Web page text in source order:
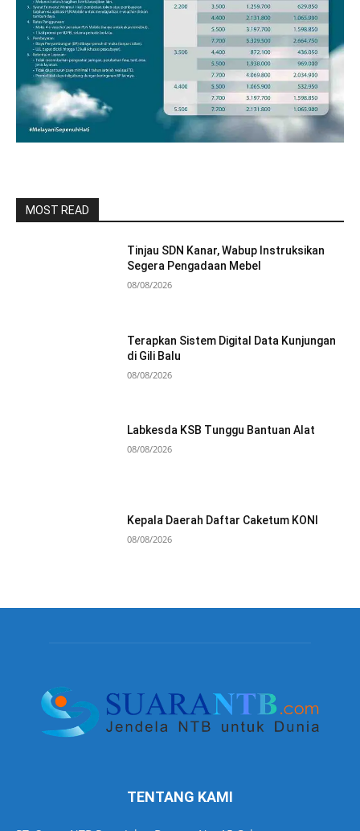
MOST READ
Tinjau SDN Kanar, Wabup Instruksikan
Segera Pengadaan Mebel
08/08/2026
Terapkan Sistem Digital Data Kunjungan
di Gili Balu
08/08/2026
Labkesda KSB Tunggu Bantuan Alat
08/08/2026
Kepala Daerah Daftar Caketum KONI
08/08/2026
TENTANG KAMI